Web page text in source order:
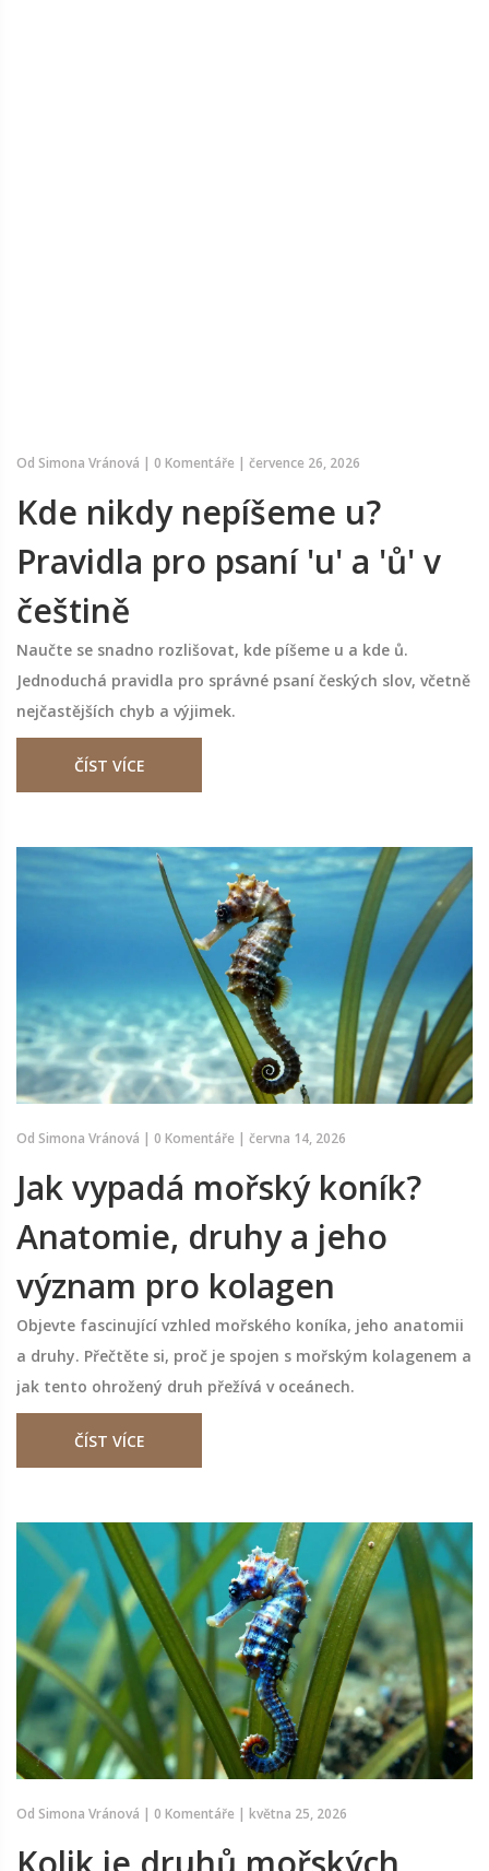
Od Simona Vránová | 0 Komentáře | července 26, 2026
Kde nikdy nepíšeme u?
Pravidla pro psaní 'u' a 'ů' v
češtině
Naučte se snadno rozlišovat, kde píšeme u a kde ů.
Jednoduchá pravidla pro správné psaní českých slov, včetně
nejčastějších chyb a výjimek.
ČÍST VÍCE
Od Simona Vránová | 0 Komentáře | června 14, 2026
Jak vypadá mořský koník?
Anatomie, druhy a jeho
význam pro kolagen
Objevte fascinující vzhled mořského koníka, jeho anatomii
a druhy. Přečtěte si, proč je spojen s mořským kolagenem a
jak tento ohrožený druh přežívá v oceánech.
ČÍST VÍCE
Od Simona Vránová | 0 Komentáře | května 25, 2026